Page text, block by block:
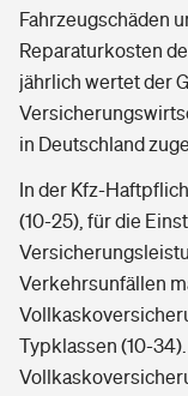
Fahrzeugschäden
Reparaturkosten
jährlich wertet der
in Deutschland
In der Kfz-
(10-25), für die
Verkehrsunfällen
Typklassen (10-